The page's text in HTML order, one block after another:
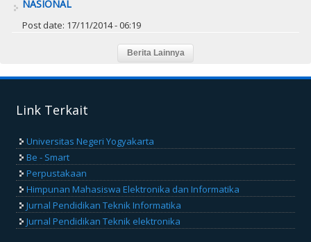
NASIONAL
Post date: 17/11/2014 - 06:19
Link Terkait
Universitas Negeri Yogyakarta
Be - Smart
Perpustakaan
Himpunan Mahasiswa Elektronika dan Informatika
Jurnal Pendidikan Teknik Informatika
Jurnal Pendidikan Teknik elektronika